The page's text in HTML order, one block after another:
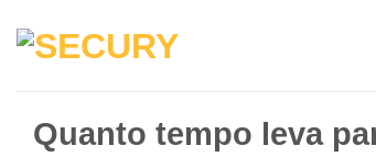
Quanto tempo leva